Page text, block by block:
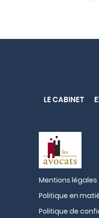
LE CABINET
Mentions légales
Politique en
Politique de